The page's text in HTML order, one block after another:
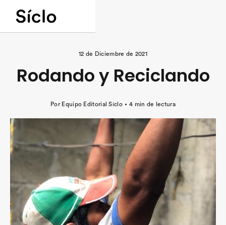
12 de Diciembre de 2021
Rodando y Reciclando
Por Equipo Editorial Síclo 4 min de lectura